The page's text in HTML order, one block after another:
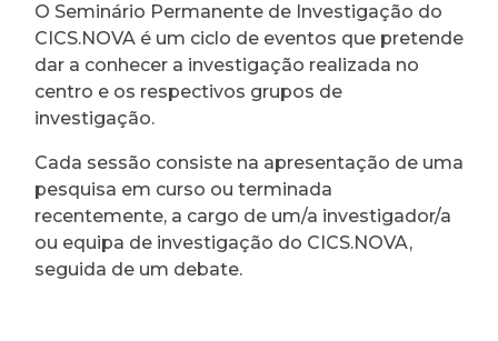
O Seminário Permanente de Investigação do
CICS.NOVA é um ciclo de eventos que pretende
dar a conhecer a investigação realizada no
centro e os respectivos grupos de
investigação.
Cada sessão consiste na apresentação de uma
pesquisa em curso ou terminada
recentemente, a cargo de um/a investigador/a
ou equipa de investigação do CICS.NOVA,
seguida de um debate.